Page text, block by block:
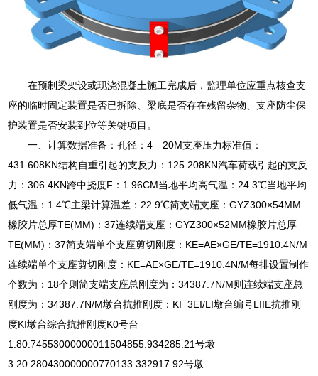
在预制梁架设或现浇混凝土施工完成后，监理单位应重点核查支
座的临时固定装置是否已拆除、梁底是否存在残留杂物、支座防尘保
护装置是否安装到位等关键项目。
一、计算数据准备：孔径：4—20M支座压力标准值：
431.608KN结构自重引起的支反力：125.208KN汽车荷载引起的支反
力：306.4KN跨中挠度F：1.96CM当地平均高气温：24.3℃当地平均
低气温：1.4℃主梁计算温差：22.9℃简支端支座：GYZ300×54MM
橡胶片总厚TE(MM)：37连续端支座：GYZ300×52MM橡胶片总厚
TE(MM)：37简支端单个支座剪切刚度：KE=AE×GE/TE=1910.4N/M
连续端单个支座剪切刚度：KE=AE×GE/TE=1910.4N/M每排设置制作
个数为：18个则简支端支座总刚度为：34387.7N/M则连续端支座总
刚度为：34387.7N/M墩台抗推刚度：KI=3EI/LI墩台编号LIIE抗推刚
度KI墩台综合抗推刚度K0号台
1.80.74553000000011504855.934285.21号墩
3.20.280430000000770133.332917.92号墩